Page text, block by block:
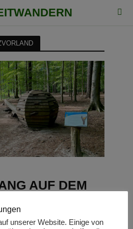
AUF DEM
unserer Website. Einige von